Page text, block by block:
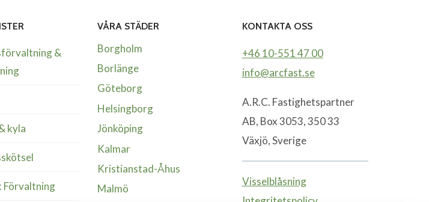
&
kyla
Förvaltning
VÅRA STÄDER
Borgholm
Borlänge
Göteborg
Helsingborg
Jönköping
Kalmar
Kristianstad-Åhus
Malmö
KONTAKTA OSS
+46 10-551 47 00
info@arcfast.se
A.R.C. Fastighetspartner
AB, Box 3053, 350 33
Växjö, Sverige
Visselblåsning